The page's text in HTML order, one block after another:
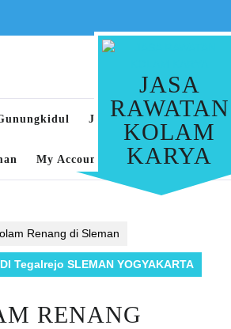
JASA
RAWATAN
KOLAM
KARYA
Jasa Rawatan Kolam
My Account Privacy Policy
Renang di Sleman
Tegalrejo SLEMAN YOGYAKARTA
RENANG